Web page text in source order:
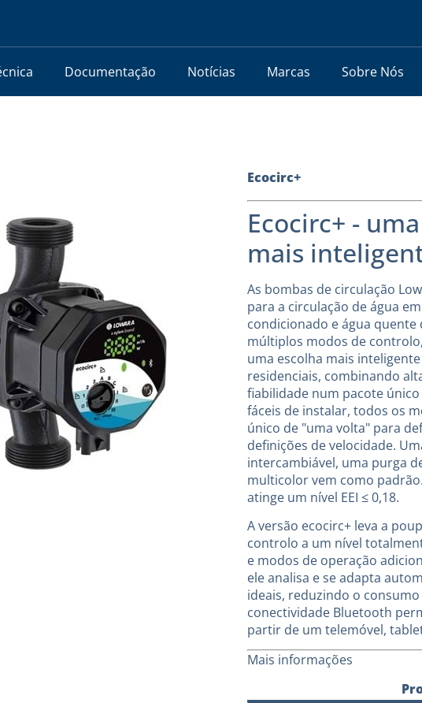
Documentação Notícias Marcas Sobre Nós
Ecocirc+
Ecocirc+ -
mais
As bombas de circulação
para a circulação de água
condicionado e água quente
múltiplos modos de
uma escolha mais
residenciais, combinando
fiabilidade num pacote
fáceis de instalar, todos os
único de "uma volta" para
definições de velocidade.
intercambiável, uma purga
multicolor vem como
atinge um nível EEI ≤ 0,18.
A versão ecocirc+ leva a
controlo a um nível
e modos de operação
ele analisa e se adapta
ideais, reduzindo o
conectividade Bluetooth
partir de um telemóvel,
Mais informações